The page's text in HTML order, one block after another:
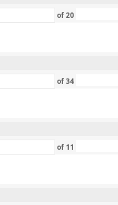
of20
of34
of 11